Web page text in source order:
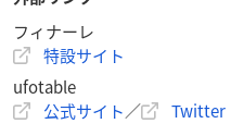
フィナーレ
特設サイト
ufotable
公式サイト／ Twitter